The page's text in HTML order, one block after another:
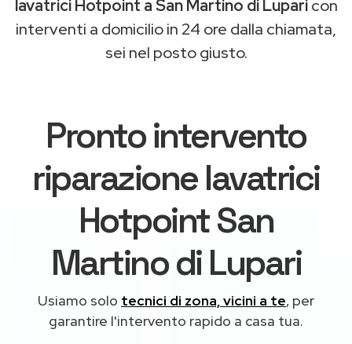
lavatrici Hotpoint a San Martino di Luparicon
interventi a domicilio in 24 ore dalla chiamata,
sei nel posto giusto.
Pronto intervento
riparazione lavatrici
Hotpoint San
Martino di Lupari
Usiamo solo tecnici di zona, vicini a te, per
garantire l'intervento rapido a casa tua.